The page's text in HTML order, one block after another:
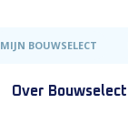
MIJN BOUWSELECT
Over Bouwselect